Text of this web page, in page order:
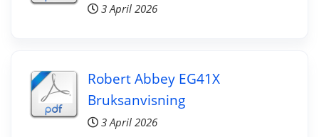
3 April 2026
Robert Abbey EG41X
Bruksanvisning
3 April 2026